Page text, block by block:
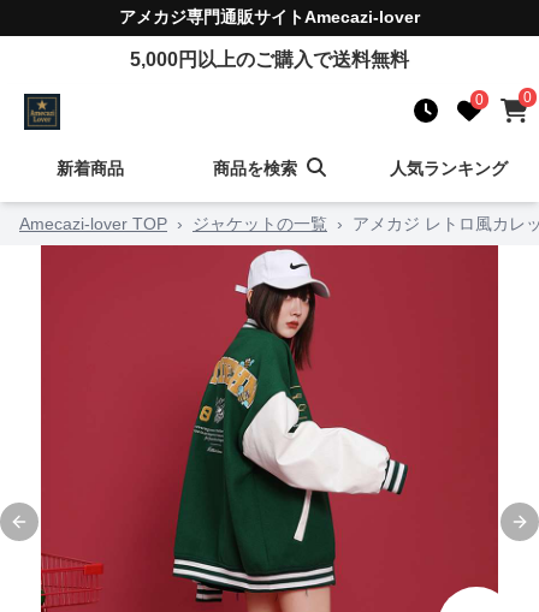
アメカジ専門通販サイトAmecazi-lover
5,000円以上のご購入で送料無料
0 0
新着商品 商品を検索 人気ランキング
Amecazi-lover TOP › ジャケットの一覧 › アメカジ レトロ風カレ
Previous slide